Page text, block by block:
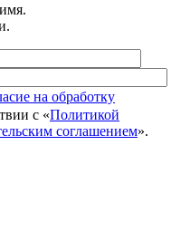
на обработку
с «Политикой
соглашением».